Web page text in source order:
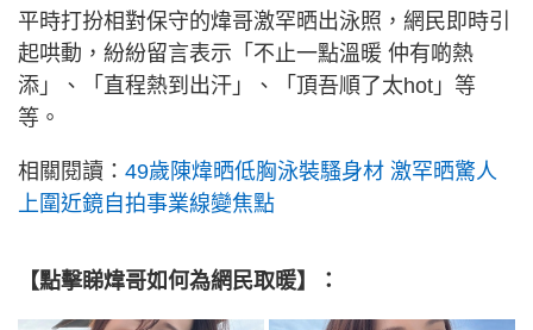
平時打扮相對保守的煒哥激罕晒出泳照，網民即時引
起哄動，紛紛留言表示「不止一點溫暖 仲有啲熱
添」、「直程熱到出汗」、「頂吾順了太hot」等
等。
相關閱讀： 49歲陳煒晒低胸泳裝騷身材 激罕晒驚人
上圍近鏡自拍事業線變焦點
【點擊睇煒哥如何為網民取暖】：